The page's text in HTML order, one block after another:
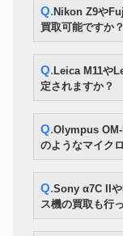
デジタルカメラ
アクションカメラ
ミラーレス一眼カメラ
ミラーレス一眼カメラ
ズームレンズ
ミラーレスデジタル一眼カメラ
Q.Nikon Z9やFujifilm GFX100Sなどのプロ向けカメラも
買取可能ですか？
Q.Leica M11やLeica Q3のような高級カメラは特に高額査
定されますか？
Q.Olympus OM-D E-M1 Mark IIIやPanasonic LUMIX GH6
のようなマイク
Q.Sony α7C IIやNikon Zfc のようなコンパクトなミラーレ
ス機の買取も行